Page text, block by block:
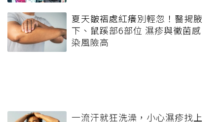
夏天皺褶處紅癢別輕忽！醫揭腋
下、鼠蹊部6部位 濕疹與黴菌感
染風險高
一流汗就狂洗澡，小心濕疹找上